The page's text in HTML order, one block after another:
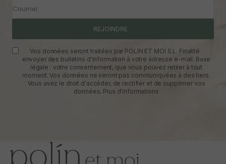
Courriel
REJOINDRE
Vos données seront traitées par POLIN ET MOI S.L. Finalité :
envoyer des bulletins d'information à votre adresse e-mail. Base
légale : votre consentement, que vous pouvez retirer à tout
moment. Vos données ne seront pas communiquées à des tiers.
Vous avez le droit d'accéder, de rectifier et de supprimer vos
données. Plus d'informations